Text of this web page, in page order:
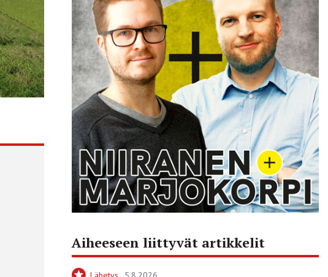
Aiheeseen liittyvät artikkelit